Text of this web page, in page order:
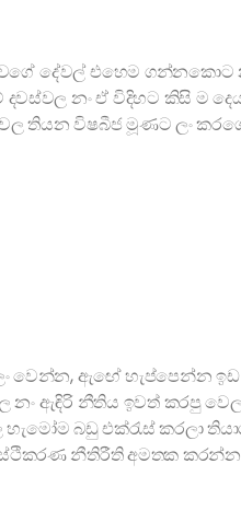
වගේ දේවල් එහෙම ගන්නකොට
නං ඒ විදිහට කිසි ම
තියන විෂබීජ මූණට ලං
වෙන්න, ඇඟේ හැප්පෙන්න ඉඩ
නං ඇඳිරි නීතිය ඉවත් කරපු
බඩු එක්රැස් කරලා
නීතිරීති අමතක කරන්න